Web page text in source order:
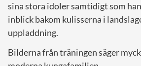
sina stora idoler samtidigt som
inblick bakom kulisserna i
uppladdning.
Bilderna från träningen säger